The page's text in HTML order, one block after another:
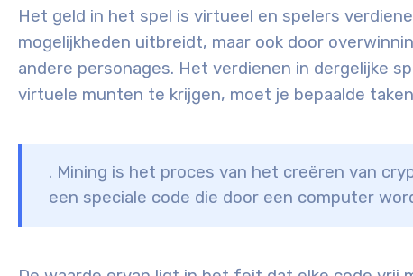
Het geld in het spel is virtueel en spelers
mogelijkheden uitbreidt, maar ook door
andere personages. Het verdienen in dergelijke
virtuele munten te krijgen, moet je bepaalde
. Mining is het proces van het creëren van
een speciale code die door een computer